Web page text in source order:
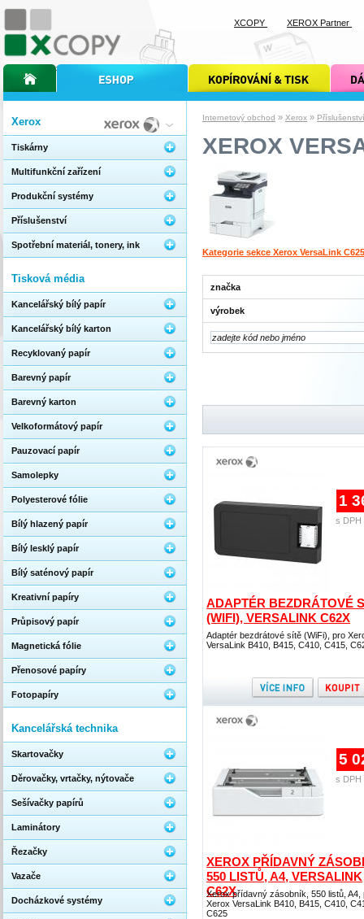
Internetový obchod » Xerox » Příslušenství
XEROX
Kategorie sekce Xerox VersaLink C625
značka
výrobek
ADAPTÉR BEZDRÁTOVÉ
(WIFI), VERSALINK C62X
Adaptér bezdrátové sítě (WiFi), pro
VersaLink B410, B415, C410, C415,
1
s DPH
XEROX PŘÍDAVNÝ
550 LISTŮ, A4, VERSALINK
C62X
Xerox přídavný zásobník, 550 listů, A4,
Xerox VersaLink B410, B415, C410,
C625
5
s DPH
Xerox
Tiskárny
Multifunkční zařízení
Produkční systémy
Příslušenství
Spotřební materiál, tonery, ink
Tisková média
Kancelářský bílý papír
Kancelářský bílý karton
Recyklovaný papír
Barevný papír
Barevný karton
Velkoformátový papír
Pauzovací papír
Samolepky
Polyesterové fólie
Bílý hlazený papír
Bílý lesklý papír
Bílý saténový papír
Kreativní papíry
Průpisový papír
Magnetická fólie
Přenosové papíry
Fotopapíry
Kancelářská technika
Skartovačky
Děrovačky, vrtačky, nýtovače
Sešívačky papírů
Laminátory
Řezačky
Vazače
Docházkové systémy
úvodní stránka xcopyinternetový obchod xcopy kopírování a tisk xcopy dárkové
XCOPY XEROX Partner